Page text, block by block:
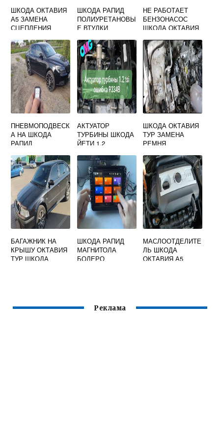
ШКОДА ОКТАВИЯ
А5 ЗАМЕНА
СЦЕПЛЕНИЯ
ШКОДА РАПИД
ПОЛИУРЕТАНОВЫ
Е ВТУЛКИ
НЕ РАБОТАЕТ
БЕНЗОНАСОС
ШКОДА ОКТАВИЯ
ПНЕВМОПОДВЕСК
А НА ШКОДА
РАПИД
АКТУАТОР
ТУРБИНЫ ШКОДА
ЙЕТИ 1.2
ШКОДА ОКТАВИЯ
ТУР ЗАМЕНА
РЕМНЯ
БАГАЖНИК НА
КРЫШУ ОКТАВИЯ
ТУР ШКОДА
ШКОДА РАПИД
МАГНИТОЛА
БОЛЕРО
МАСЛООТДЕЛИТЕ
ЛЬ ШКОДА
ОКТАВИЯ А5
Реклама